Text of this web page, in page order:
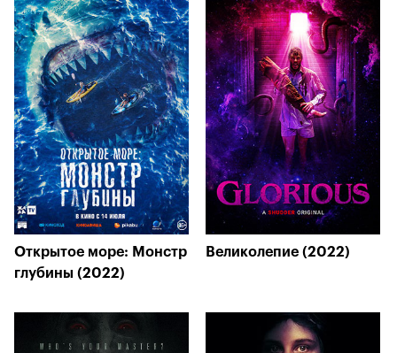
Открытое море: Монстр
глубины (2022)
Великолепие (2022)